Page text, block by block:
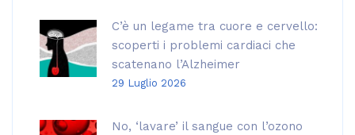
C’è un legame tra cuore e cervello:
scoperti i problemi cardiaci che
scatenano l’Alzheimer
29 Luglio 2026
No, ‘lavare’ il sangue con l’ozono